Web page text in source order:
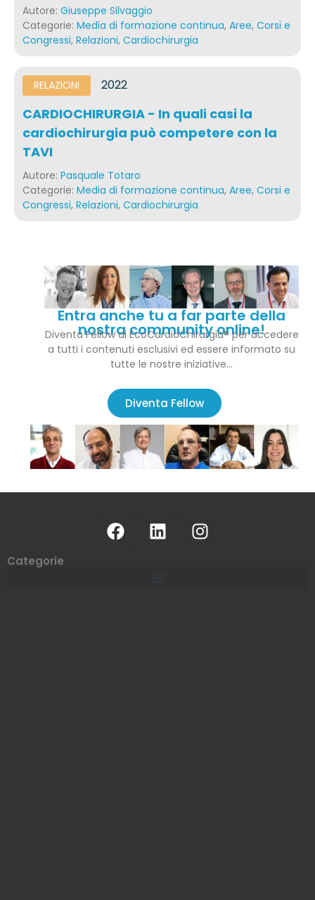
Autore: Giuseppe Silvaggio
Categorie: Media di formazione continua, Aree, Corsi e
Congressi, Relazioni, Cardiochirurgia
RELAZIONI 2022
CARDIOCHIRURGIA - In quali casi la
cardiochirurgia può competere con la
TAVI
Autore: Pasquale Totaro
Categorie: Media di formazione continua, Aree, Corsi e
Congressi, Relazioni, Cardiochirurgia
Entra anche tu a far parte della
nostra community online!
Diventa Fellow di EcoCardioChirurgia® per accedere
a tutti i contenuti esclusivi ed essere informato su
tutte le nostre iniziative…
Diventa Fellow
Categorie